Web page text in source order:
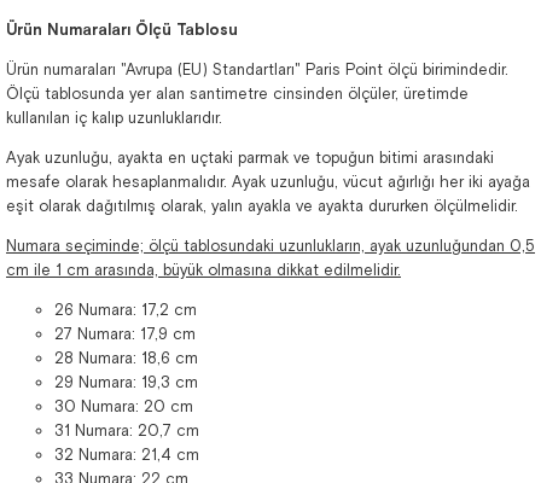
Ürün Numaraları Ölçü Tablosu
Ürün numaraları "Avrupa (EU) Standartları" Paris Point ölçü birimindedir.
Ölçü tablosunda yer alan santimetre cinsinden ölçüler, üretimde
kullanılan iç kalıp uzunluklarıdır.
Ayak uzunluğu, ayakta en uçtaki parmak ve topuğun bitimi arasındaki
mesafe olarak hesaplanmalıdır. Ayak uzunluğu, vücut ağırlığı her iki ayağa
eşit olarak dağıtılmış olarak, yalın ayakla ve ayakta dururken ölçülmelidir.
Numara seçiminde; ölçü tablosundaki uzunlukların, ayak uzunluğundan 0,5
cm ile 1 cm arasında, büyük olmasına dikkat edilmelidir.
26 Numara: 17,2 cm
27 Numara: 17,9 cm
28 Numara: 18,6 cm
29 Numara: 19,3 cm
30 Numara: 20 cm
31 Numara: 20,7 cm
32 Numara: 21,4 cm
33 Numara: 22 cm